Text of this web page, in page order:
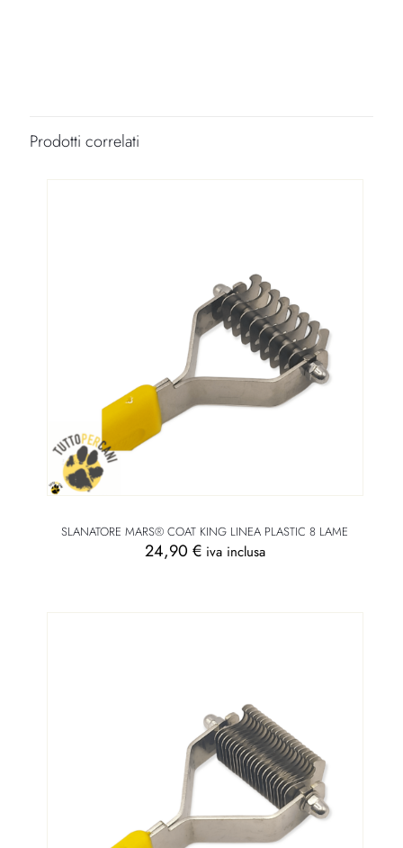
Prodotti correlati
SLANATORE MARS® COAT KING LINEA PLASTIC 8 LAME
24,90 € iva inclusa